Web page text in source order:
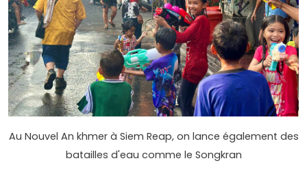
Au Nouvel An khmer à Siem Reap, on lance également des
batailles d'eau comme le Songkran